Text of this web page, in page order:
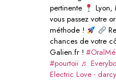
pertinente
Lyon,
vous passez votre
méthode !
chances de votre
Galien.fr !
#pourtoii ♬
Electric Love -